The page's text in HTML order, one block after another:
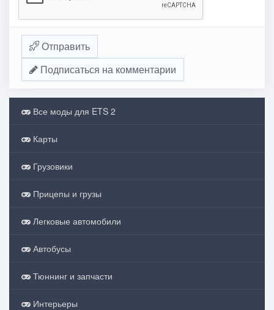
Отправить
Подписаться на комментарии
Все моды для ETS 2
Карты
Грузовики
Прицепы и грузы
Легковые автомобили
Автобусы
Тюннинг и запчасти
Интерьеры